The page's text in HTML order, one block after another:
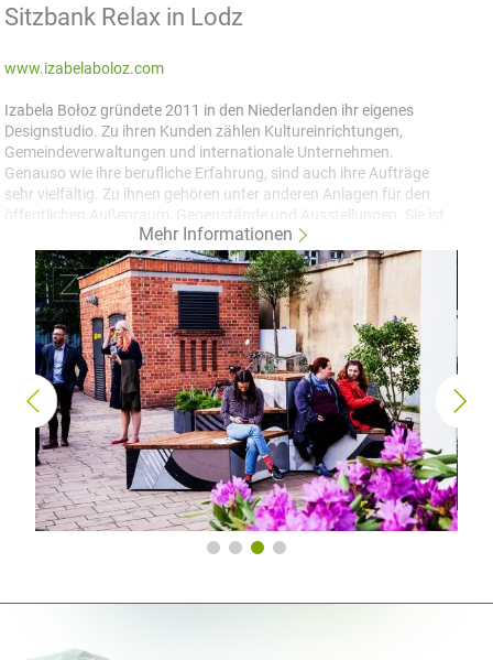
Sitzbank Relax in Lodz
www.izabelaboloz.com
Izabela Bołoz gründete 2011 in den Niederlanden ihr eigenes
Designstudio. Zu ihren Kunden zählen Kultureinrichtungen,
Gemeindeverwaltungen und internationale Unternehmen.
Genauso wie ihre berufliche Erfahrung, sind auch ihre Aufträge
sehr vielfältig. Zu ihnen gehören unter anderen Anlagen für den
öffentlichen Außenraum, Gegenstände und Ausstellungen. Sie ist
Referentin an der Technischen Hochschule in Eindhoven und
führte auch Lehrveranstaltungen unter anderen an der School of
Form in Posen und an der Design Academy Eindhoven. Izabela
Bołoz ist eine der führenden Designerinnen von Stadtmobiliar.
ZANO als Produzent von Stadtmöbeln hatte einen Auftrag für die
Produktion einer mehrstufigen Sitzbank für das Łódź Design
Festival, die von Izabela Bołoz entworfen wurde. Die Sitzbank
„Relax in Lodz“ passt sehr gut zu den Vorhaben des lodzer
Festivals, dessen Ziel es ist die Qualität des öffentlichen Raumes
zu erhöhen, sowie die besten polnischen Designer/-innen und
Künstler/-innen zu präsentieren. Der Förderer des Projektes ist
Ceramika Paradyż und die Abbildungen auf der Sitzbank sind von
Katarzyna Bogucka.
Mehr Informationen